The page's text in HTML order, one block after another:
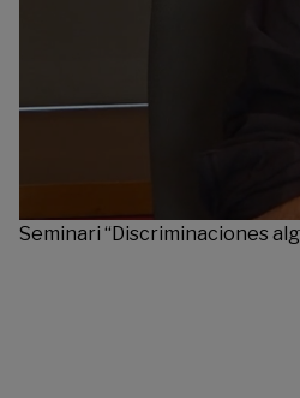
Seminari “Discriminaciones